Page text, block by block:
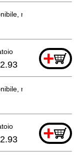
non ordinabile
+
2.93
non ordinabile
+
2.93